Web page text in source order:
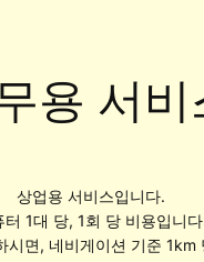
용 서비
상업용 서비스입니다.
터 1대 당, 1회 당 비용입니
시면, 네비게이션 기준 1km